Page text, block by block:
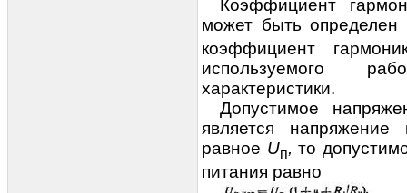
Коэффициент
может быть
коэффициент
используемого
характеристики.
Допустимое
является
равное Uп, то
питания равно